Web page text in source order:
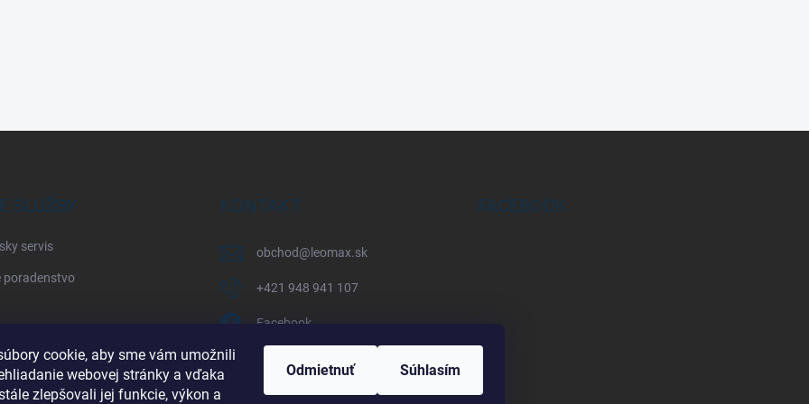
cookie, aby sme vám umožnili
webovej stránky a vďaka
zlepšovali jej funkcie, výkon a
Odmietnuť Súhlasím
SLUŽBY
servis
poradenstvo
KONTAKT
obchod@ leomax.sk
+421 948 941 107
Facebook
+421 948 941 107
FACEBOOK